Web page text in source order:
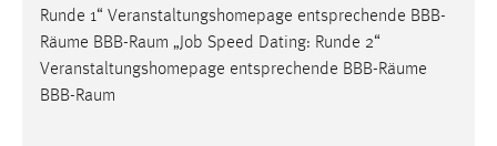
Runde 1“ Veranstaltungshomepage entsprechende BBB-
Räume BBB-Raum „Job Speed Dating: Runde 2“
Veranstaltungshomepage entsprechende BBB-Räume
BBB-Raum